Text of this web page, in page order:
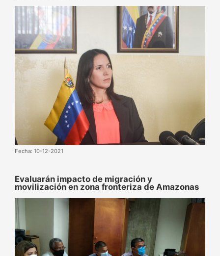
Fecha: 10-12-2021
Evaluarán impacto de migración y
movilización en zona fronteriza de Amazonas